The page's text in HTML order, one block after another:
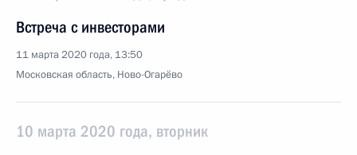
Встреча с инвесторами
11 марта 2020 года, 13:50
Московская область, Ново-Огарёво
10 марта 2020 года, вторник